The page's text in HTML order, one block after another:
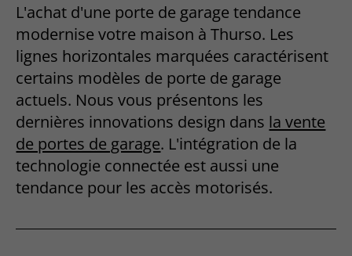
L'achat d'une porte de garage tendance
modernise votre maison à Thurso. Les
lignes horizontales marquées caractérisent
certains modèles de porte de garage
actuels. Nous vous présentons les
dernières innovations design dans la vente
de portes de garage. L'intégration de la
technologie connectée est aussi une
tendance pour les accès motorisés.